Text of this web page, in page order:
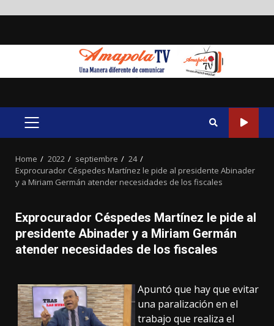
PRIMARY
Home 2022 septiembre
24
Exprocurador Céspedes Martínez le pide al presidente Abinader
y a Miriam Germán atender necesidades de los fiscales
Exprocurador Céspedes Martínez le pide al
presidente Abinader y a Miriam Germán
atender necesidades de los fiscales
Apuntó que hay que evitar
una paralización en el
trabajo que realiza el